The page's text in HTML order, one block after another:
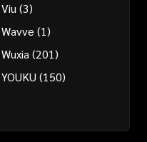
Viu (3)
Wavve (1)
Wuxia (201)
YOUKU (150)